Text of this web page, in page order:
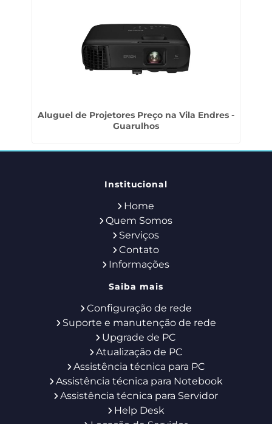
Aluguel de Projetores Preço na Vila Endres -
Guarulhos
Institucional
Home
Quem Somos
Serviços
Contato
Informações
Saiba mais
Configuração de rede
Suporte e manutenção de rede
Upgrade de PC
Atualização de PC
Assistência técnica para PC
Assistência técnica para Notebook
Assistência técnica para Servidor
Help Desk